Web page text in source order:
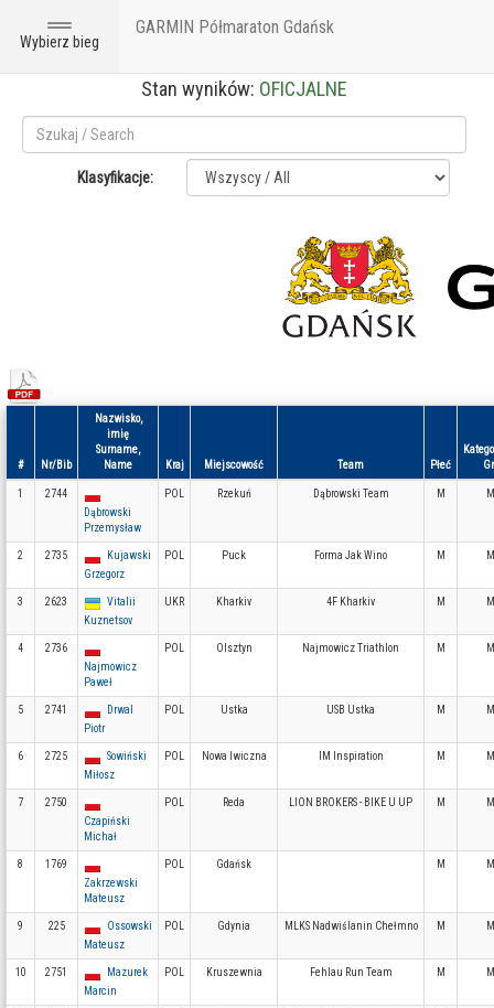
Toggle
navigation
Wybierz bieg
GARMIN Półmaraton Gdańsk
Stan wyników: OFICJALNE
Klasyfikacje:
# Nr/Bib
Nazwisko,
imię
Surname,
Name
Kraj Miejscowość Team Płeć
1
2744
Dąbrowski
Przemysław
POL Rzekuń Dąbrowski Team M
2 2735
Kujawski
Grzegorz
POL Puck Forma Jak Wino M
3 2623
Vitalii
Kuznetsov
UKR Kharkiv 4F Kharkiv M
4
2736
Najmowicz
Paweł
POL Olsztyn Najmowicz Triathlon M
5 2741
Drwal
Piotr
POL Ustka USB Ustka M
6 2725
Sowiński
Miłosz
POL Nowa Iwiczna IM Inspiration M
7
2750
Czapiński
Michał
POL Reda LION BROKERS - BIKE U UP M
8
1769
Zakrzewski
Mateusz
POL Gdańsk M
9 225
Ossowski
Mateusz
POL Gdynia MLKS Nadwiślanin Chełmno M
10 2751
Mazurek
Marcin
POL Kruszewnia Fehlau Run Team M